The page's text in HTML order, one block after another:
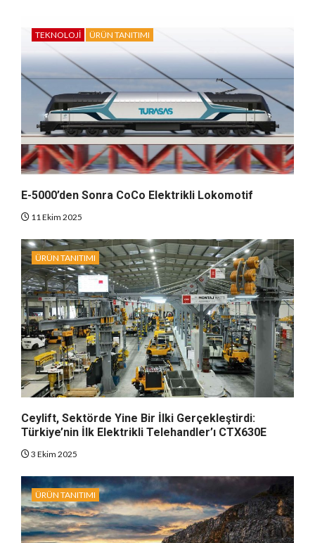
TEKNOLOJI ÜRÜN TANITIMI
E-5000’den Sonra CoCo Elektrikli Lokomotif
11 Ekim 2025
ÜRÜN TANITIMI
Ceylift, Sektörde Yine Bir İlki Gerçekleştirdi:
Türkiye’nin İlk Elektrikli Telehandler’ı CTX630E
3 Ekim 2025
ÜRÜN TANITIMI